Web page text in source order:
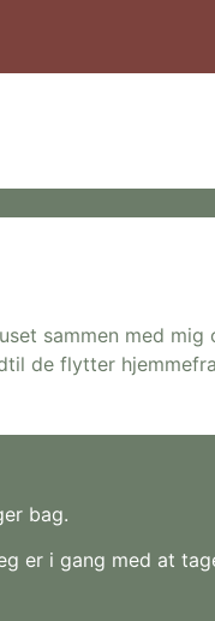
sammen med
de flytter
bag.
i gang med at